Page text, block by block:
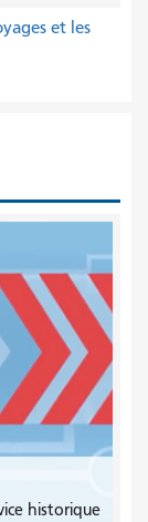
et les
historique